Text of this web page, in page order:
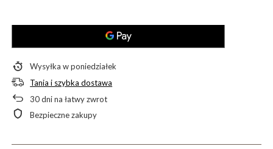
Wysyłkaw poniedziałek
Tania i szybka dostawa
30dni na łatwy zwrot
Bezpieczne zakupy